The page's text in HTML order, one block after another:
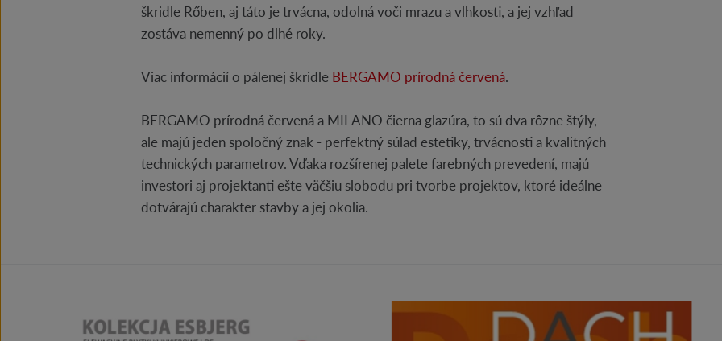
škridle Rőben, aj táto je trvácna, odolná voči mrazu a vlhkosti, a jej vzhľad
zostáva nemenný po dlhé roky.
Viac informácií o pálenej škridle BERGAMO prírodná červená.
BERGAMO prírodná červená a MILANO čierna glazúra, to sú dva rôzne štýly,
ale majú jeden spoločný znak - perfektný súlad estetiky, trvácnosti a kvalitných
technických parametrov. Vďaka rozšírenej palete farebných prevedení, majú
investori aj projektanti ešte väčšiu slobodu pri tvorbe projektov, ktoré ideálne
dotvárajú charakter stavby a jej okolia.